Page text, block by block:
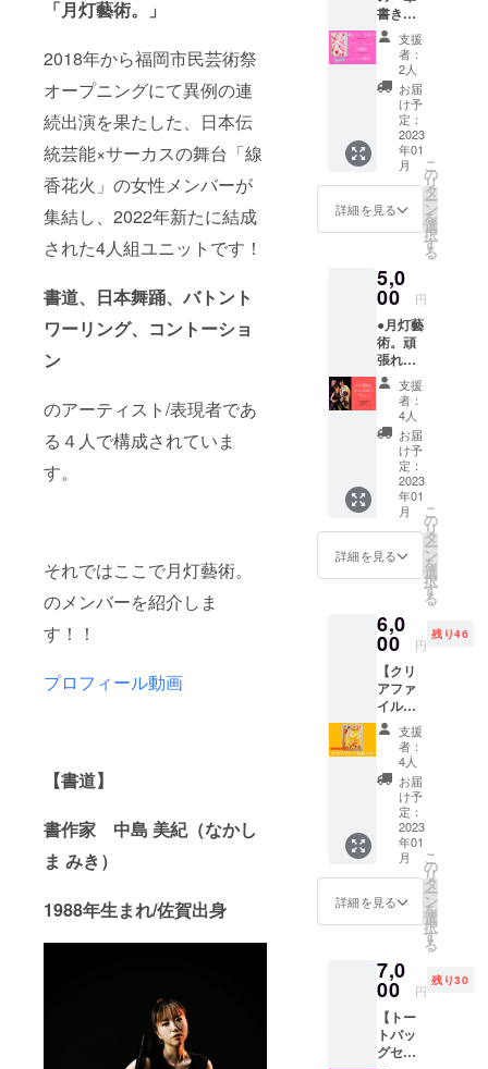
「月灯藝術。」
2018年から福岡市民芸術祭
オープニングにて異例の連
続出演を果たした、日本伝
統芸能×サーカスの舞台「線
香花火」の女性メンバーが
集結し、2022年新たに結成
された4人組ユニットです！
書道、日本舞踊、バトント
ワーリング、コントーショ
ン
のアーティスト/表現者であ
る４人で構成されていま
す。
それではここで月灯藝術。
のメンバーを紹介しま
す！！
プロフィール動画
【書道】
書作家 中島 美紀（なかし
ま みき）
1988年生まれ/佐賀出身
にメー
ルにて
お送り
いたし
ます♡
※受信拒
否設定
がされ
ていな
いメー
ルアド
レスを
書き＆
ポスト
カード
＆シー
ルセッ
ト】 ●
感謝の
気持ち
を一筆
書き
し、同
封いた
しま
す。 ●
ナル
アート
ポスト
カード2
枚（カ
ラフル
アート
１種、
和モダ
ンアー
ト１
種） ※
月灯藝
術。メ
ンバー4
人の直
筆サイ
術。オ
リジナ
ルシー
ル2枚
（直径
５cmの
丸い
シー
ル、カ
ラフル
アート
にロゴ
入り１
種、和
モダン
アート
にロゴ
※画像の
ポスト
カード
はサン
プルで
す ※全
支援
者：
2人
お届
け予
定：
2023
年01
月
詳細を見る
こ
の
リ
タ
ー
ン
を
選
択
す
る
5,0
00 円
●月灯藝
術。頑
張れプ
ラン♡
ただた
だ月灯
藝術。
を応援
したい
方向け
です！
・お礼
のメー
ル ・本
番当日
撮影さ
人の集
合写真
・待ち
受けに
使える
アート
画像
（カラ
フル
アー
ト、和
モダン
アート
の２種
類）
つき♡
※全て
たしま
す！ ※
今回の
公演の
為だけ
に書き
支援
者：
4人
お届
け予
定：
2023
年01
月
詳細を見る
こ
の
リ
タ
ー
ン
を
選
択
す
る
6,0
00 円
残り46
【クリ
アファ
イル
セッ
ト】 ●
感謝の
気持ち
を一筆
書き
し、同
封いた
しま
す。 ●
アート
クリア
ファイ
サイ
ズ）カ
ラフル
アート
デザイ
ン ●オ
支援
者：
4人
お届
け予
定：
2023
年01
月
詳細を見る
こ
の
リ
タ
ー
ン
を
選
択
す
る
7,0
00 円
残り30
【トー
トバッ
グセッ